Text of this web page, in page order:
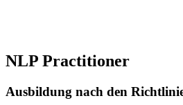
NLP Practitioner
Ausbildung nach den